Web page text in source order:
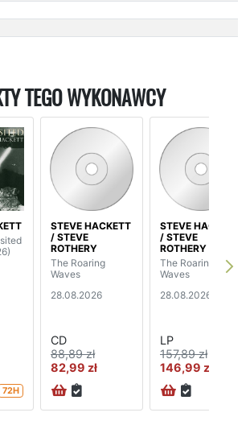
TEGO WYKONAWCY
72H
STEVE HACKETT
/ STEVE
ROTHERY
The Roaring
Waves
28.08.2026
CD
88,89 zł
82,99 zł
STEVE HACKETT
/ STEVE
ROTHERY
The Roaring
Waves
28.08.2026
LP
157,89 zł
146,99 zł